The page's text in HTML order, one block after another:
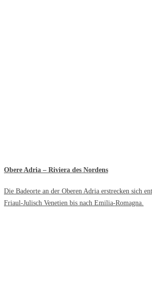
Obere Adria – Riviera des Nordens
Die Badeorte an der Oberen Adria erstrecken sich
Friaul-Julisch Venetien bis nach Emilia-Romagna.